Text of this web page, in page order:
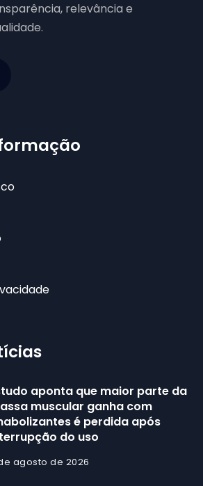
relevância e
aponta que maior parte da
muscular ganha com
é perdida após
do uso
agosto de 2026